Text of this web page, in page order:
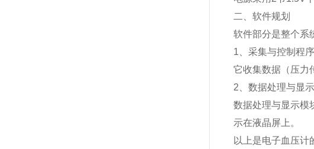
二、软件规划
软件部分是整个系
1、采集与控制程
它收集数据（压力
2、数据处理与显
数据处理与显示模
示在液晶屏上。
以上是电子血压计